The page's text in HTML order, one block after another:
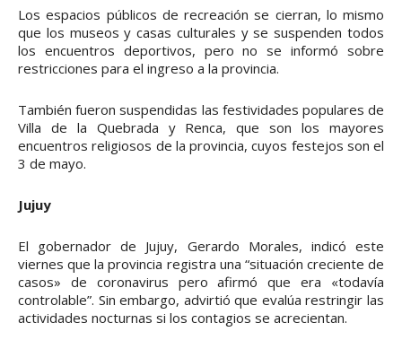
Los espacios públicos de recreación se cierran, lo mismo
que los museos y casas culturales y se suspenden todos
los encuentros deportivos, pero no se informó sobre
restricciones para el ingreso a la provincia.
También fueron suspendidas las festividades populares de
Villa de la Quebrada y Renca, que son los mayores
encuentros religiosos de la provincia, cuyos festejos son el
3 de mayo.
Jujuy
El gobernador de Jujuy, Gerardo Morales, indicó este
viernes que la provincia registra una “situación creciente de
casos» de coronavirus pero afirmó que era «todavía
controlable”. Sin embargo, advirtió que evalúa restringir las
actividades nocturnas si los contagios se acrecientan.